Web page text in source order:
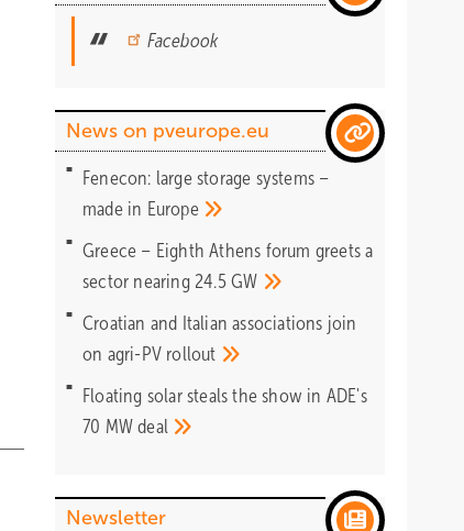
Facebook
News on pveurope.eu
Fenecon: large storage systems –
made in Europe
Greece – Eighth Athens forum greets a
sector nearing 24.5 GW
Croatian and Italian associations join
on agri-PV rollout
Floating solar steals the show in ADE's
70 MWdeal
Newsletter